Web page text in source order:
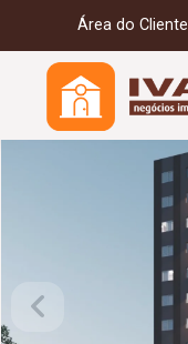
Área do Cliente